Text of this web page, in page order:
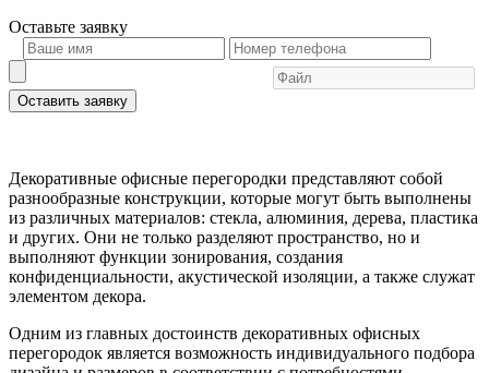
Оставьте заявку
Оставить заявку
Декоративные офисные перегородки представляют собой
разнообразные конструкции, которые могут быть выполнены
из различных материалов: стекла, алюминия, дерева, пластика
и других. Они не только разделяют пространство, но и
выполняют функции зонирования, создания
конфиденциальности, акустической изоляции, а также служат
элементом декора.
Одним из главных достоинств декоративных офисных
перегородок является возможность индивидуального подбора